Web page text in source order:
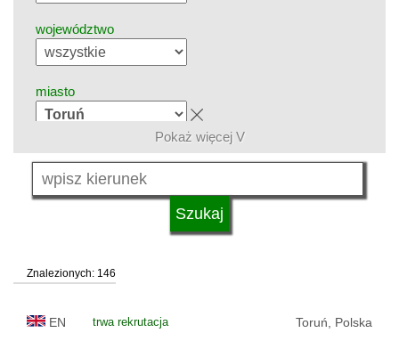
województwo
miasto
grupa kierunków
system studiów
Pokaż więcej V
Znalezionych: 146
EN trwa rekrutacja Toruń, Polska